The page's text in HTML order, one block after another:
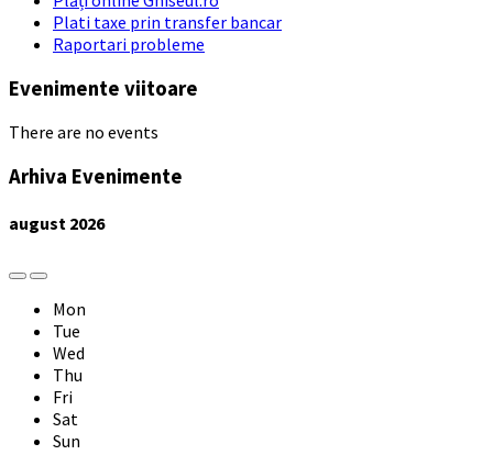
Plati taxe prin transfer bancar
Raportari probleme
Evenimente viitoare
There are no events
Arhiva Evenimente
august 2026
Previous
Month
Next
Month
Mon
Tue
Wed
Thu
Fri
Sat
Sun